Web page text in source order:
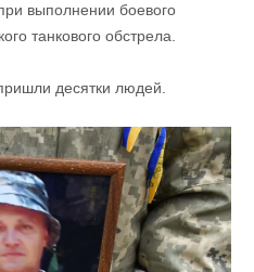
выполнении боевого
танкового обстрела.
десятки людей.